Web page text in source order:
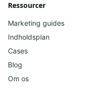
Ressourcer
Marketing guides
Indholdsplan
Cases
Blog
Om os